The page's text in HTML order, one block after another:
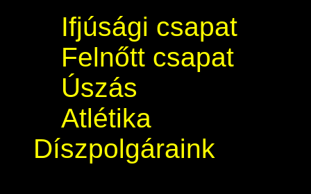
Ifjúsági csapat
Felnőtt csapat
Úszás
Atlétika
Díszpolgáraink